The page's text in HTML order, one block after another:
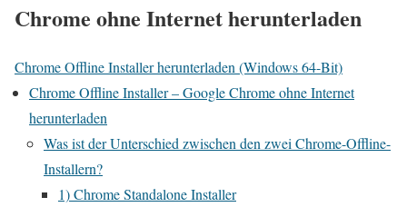
Chrome ohne Internet herunterladen
Chrome Offline Installer herunterladen (Windows 64-Bit)
Chrome Offline Installer – Google Chrome ohne Internet
herunterladen
Was ist der Unterschied zwischen den zwei Chrome-Offline-
Installern?
1) Chrome Standalone Installer